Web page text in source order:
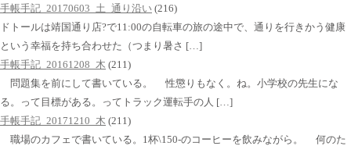
手帳手記_20170603_土_通り沿い (216)
ドトールは靖国通り店?で11:00の自転車の旅の途中で、通りを行きかう健康
という幸福を持ち合わせた（つまり暑さ […]
手帳手記_20161208_木 (211)
問題集を前にして書いている。 性懲りもなく。ね。小学校の先生にな
る。って目標がある。ってトラック運転手の人 […]
手帳手記_20171210_木 (211)
職場のカフェで書いている。1杯\150-のコーヒーを飲みながら。 何のた